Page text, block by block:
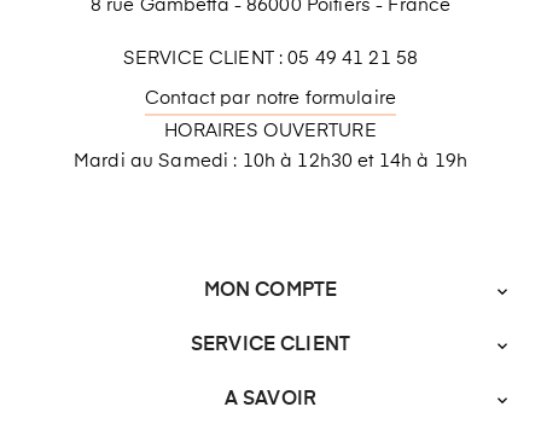
8 rue Gambetta - 86000 Poitiers - France
SERVICE CLIENT : 05 49 41 21 58
Contact par notre formulaire
HORAIRES OUVERTURE
Mardi au Samedi : 10h à 12h30 et 14h à 19h
MON COMPTE 
SERVICE CLIENT 
A SAVOIR 